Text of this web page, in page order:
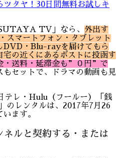
タヤ！30日間無料お試しキ
TV」なら、 外出す
スマートフォン・タブレット
DVD・Blu-rayを届けてもら
の近くにあるポストに投函す
・送料・延滞金も”０円”で
もセットで、ドラマの動画も見
レ・Hulu（フールー）「銭
のレンタルは、2017年7月26
ます。
ネルと契約する・または